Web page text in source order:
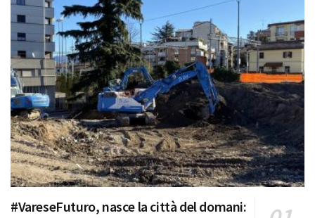
#VareseFuturo, nasce la città del domani: